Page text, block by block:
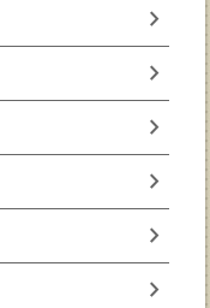
chevron_right
chevron_right
chevron_right
chevron_right
chevron_right
chevron_right